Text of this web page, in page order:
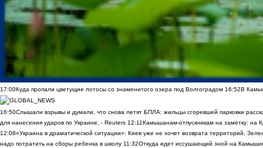
17:00Куда пропали цветущие лотосы со знаменитого озера под Волгоградом 16:52В
16:50Слышали взрывы и думали, что снова летят БПЛА: жильцы сгоревшей парковки
для нанесения ударов по Украине, - Reuters 12:11Камышанам-отпускникам на заметку: на
12:08«Украина в драматической ситуации»: Киев уже не хочет возврата территорий,
надо потратить на сборы ребенка в школу 11:32Откуда идет иссушающий зной на